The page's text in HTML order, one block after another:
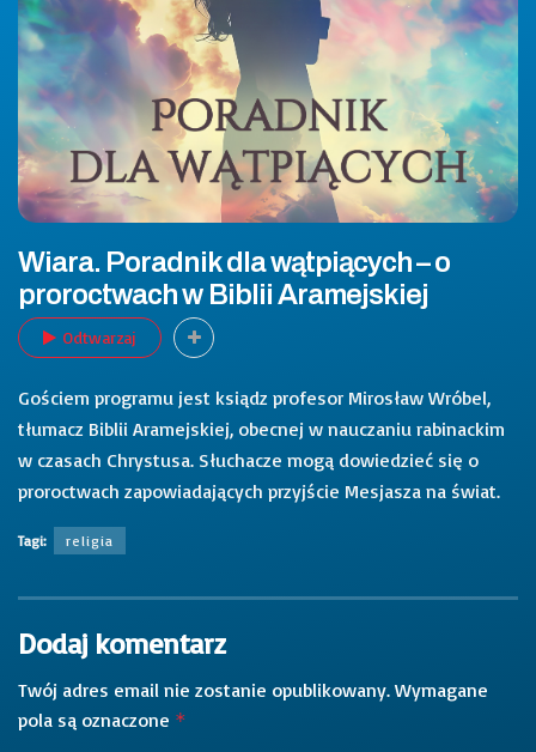
Wiara. Poradnik dla wątpiących – o
proroctwach w Biblii Aramejskiej
Odtwarzaj
Gościem programu jest ksiądz profesor Mirosław Wróbel,
tłumacz Biblii Aramejskiej, obecnej w nauczaniu rabinackim
w czasach Chrystusa. Słuchacze mogą dowiedzieć się o
proroctwach zapowiadających przyjście Mesjasza na świat.
Tagi: religia
Dodaj komentarz
Twój adres email nie zostanie opublikowany. Wymagane
pola są oznaczone *